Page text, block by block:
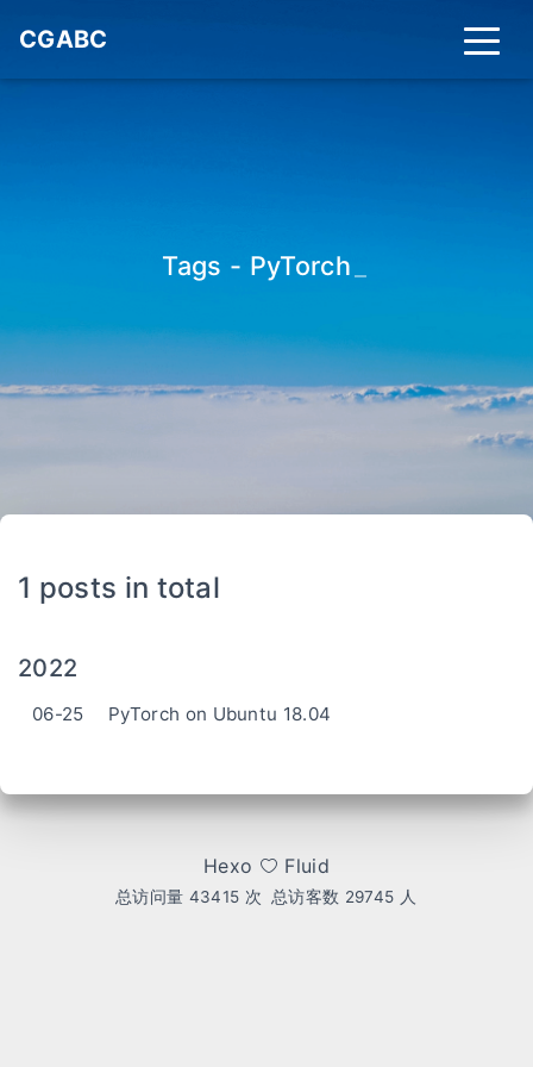
CGABC
Tags - PyTorch
1 posts in total
2022
06-25 PyTorch on Ubuntu 18.04
Hexo Fluid
总访问量 43415 次 总访客数 29745 人